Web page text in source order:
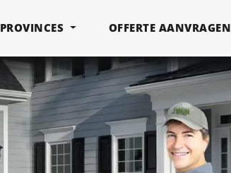
PROVINCES OFFERTE AANVRAGEN